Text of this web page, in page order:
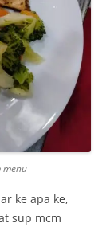
menu
ke apa ke,
sup mcm